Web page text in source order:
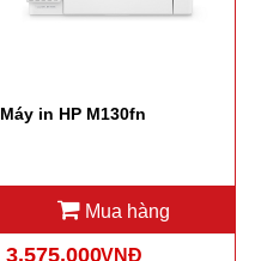
Máy in HP M130fn
Mua hàng
3,575,000VNĐ